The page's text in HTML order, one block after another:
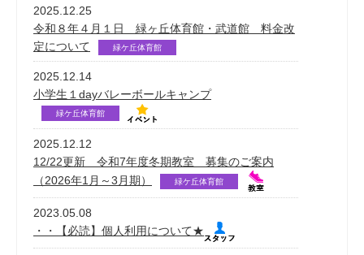
2025.12.25
令和８年４月１日 緑ヶ丘体育館・武道館 料金改
定について
緑ケ丘体育館
2025.12.14
小学生１dayバレーボールキャンプ
緑ケ丘体育館
2025.12.12
12/22更新 令和7年度冬期教室 募集のご案内
（2026年1月～3月期）
緑ケ丘体育館
2023.05.08
・・【必読】個人利用について★